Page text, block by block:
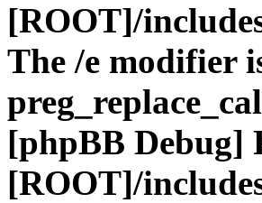
[ROOT]/
The /e modifier
[phpBB Debug]
[ROOT]/